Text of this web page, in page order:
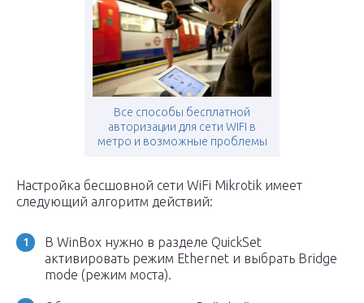
Все способы бесплатной
авторизации для сети WIFI в
метро и возможные проблемы
Настройка бесшовной сети WiFi Mikrotik имеет
следующий алгоритм действий:
В WinBox нужно в разделе QuickSet
активировать режим Ethernet и выбрать Bridge
mode (режим моста).